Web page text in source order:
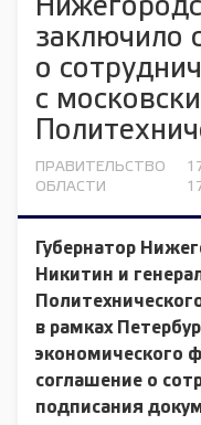
заключило
о
с
ПРАВИТЕЛЬСТВО
ОБЛАСТИ
Губернатор
Никитин и
в рамках
экономического
соглашение о
подписания